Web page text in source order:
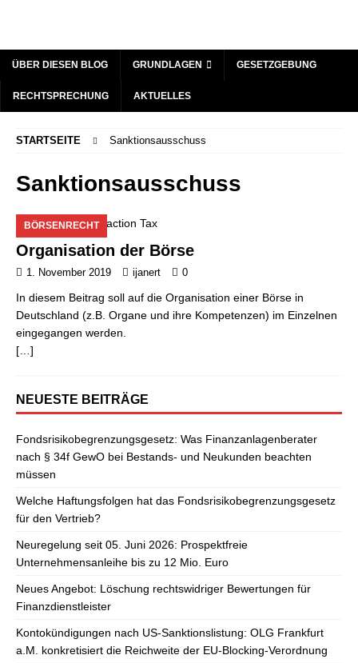
ÜBER DIESEN BLOG GRUNDLAGEN GESETZGEBUNG
RECHTSPRECHUNG AKTUELLES
STARTSEITE Sanktionsausschuss
Sanktionsausschuss
BÖRSENRECHT
Organisation der Börse
1. November 2019 ijanert 0
In diesem Beitrag soll auf die Organisation einer Börse in
Deutschland (z.B. Organe und ihre Kompetenzen) im Einzelnen
eingegangen werden.
[…]
NEUESTE BEITRÄGE
Fondsrisikobegrenzungsgesetz: Was Finanzanlagenberater
nach § 34f GewO bei Bestands- und Neukunden beachten
müssen
Welche Haftungsfolgen hat das Fondsrisikobegrenzungsgesetz
für den Vertrieb?
Neuregelung seit 05. Juni 2026: Prospektfreie
Unternehmensanleihe bis zu 12 Mio. Euro
Neues Angebot: Löschung rechtswidriger Bewertungen für
Finanzdienstleister
Kontokündigungen nach US-Sanktionslistung: OLG Frankfurt
a.M. konkretisiert die Reichweite der EU-Blocking-Verordnung